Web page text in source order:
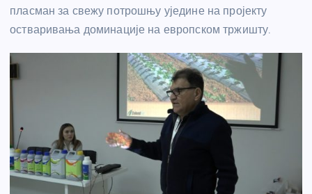
пласман за свежу потрошњу уједине на пројекту
остваривања доминације на европском тржишту.